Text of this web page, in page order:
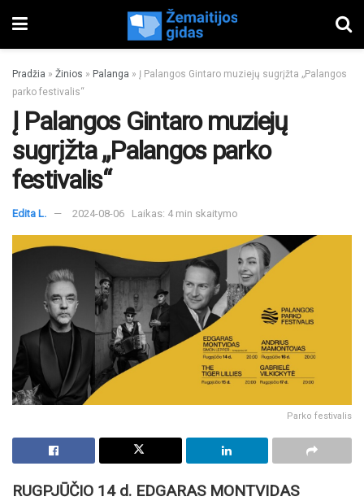
Pradžia » Žinios » Palanga » Į Palangos Gintaro muziejų sugrįžta „Palangos
parko festivalis“
Į Palangos Gintaro muziejų
sugrįžta „Palangos parko
festivalis“
Edita L. 2024-08-06 Laikas: 4 min skaitymo
Parko festivalis
RUGPJŪČIO 14 d. EDGARAS MONTVIDAS